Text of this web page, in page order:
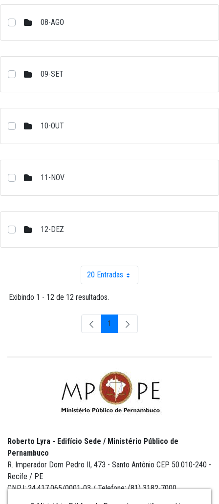
08-AGO
09-SET
10-OUT
11-NOV
12-DEZ
20 EntradasPor página
Exibindo 1 - 12 de 12 resultados.
Página
1
Roberto Lyra - Edifício Sede / Ministério Público de
Pernambuco
R. Imperador Dom Pedro II, 473 - Santo Antônio CEP 50.010-240 -
Recife / PE
CNPJ: 24.417.065/0001-03 / Telefone: (81) 3182-7000